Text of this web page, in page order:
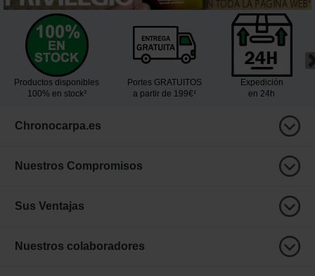
Productos disponibles
100% en stock³
Portes GRATUITOS
a partir de 199€¹
Expedición
en 24h
Chronocarpa.es
Nuestros Compromisos
Sus Ventajas
Nuestros colaboradores